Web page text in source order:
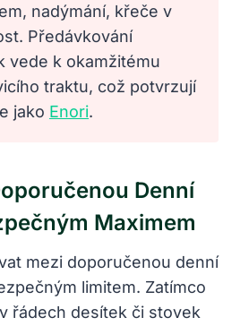
nadýmání, křeče v
Předávkování
vede k okamžitému
traktu, což potvrzují
jako Enori.
Denní
Maximem
mezi doporučenou denní
limitem. Zatímco
řádech desítek či stovek